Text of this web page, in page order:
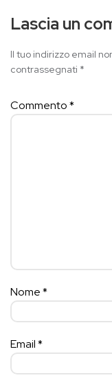
Lascia un
Il tuo indirizzo email
contrassegnati *
Commento*
Nome*
Email*